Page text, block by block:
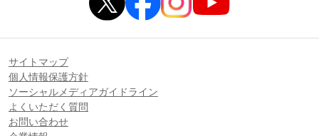
サイトマップ
個人情報保護方針
ソーシャルメディアガイドライン
よくいただく質問
お問い合わせ